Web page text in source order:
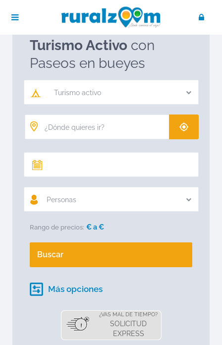
Turismo activo
Turismo Activo con
Paseos en bueyes
Turismo activo
Personas
Rango de precios: € a€
Buscar
Más opciones
¿VAS MAL DE TIEMPO?
SOLICITUD
EXPRESS